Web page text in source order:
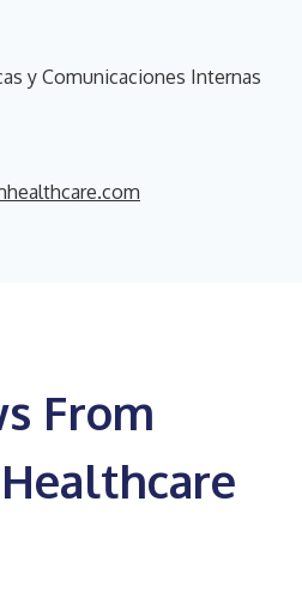
y Comunicaciones Internas
From